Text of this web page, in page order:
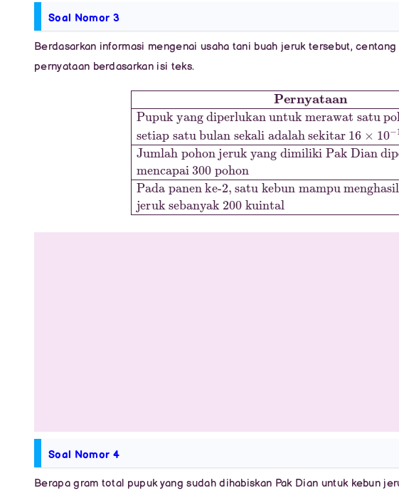
Soal Nomor 3
Berdasarkan informasi mengenai usaha tani buah jeruk tersebut,
pernyataan berdasarkan isi teks.
BenarSalahPupuk yang diperlukan untuk
setiap satu bulan sekali adalah sekitar 16×10−10 gramJumlah pohon jeruk yang
Pada panen ke-2, satu kebun mampu
Soal Nomor 4
Berapa gram total pupuk yang sudah dihabiskan Pak Dian untuk kebun